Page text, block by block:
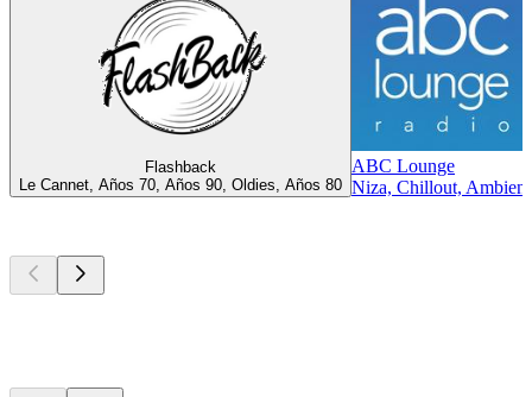
Flashback
Le Cannet, Años 70, Años 90, Oldies, Años 80
ABC Lounge
Niza, Chillout,